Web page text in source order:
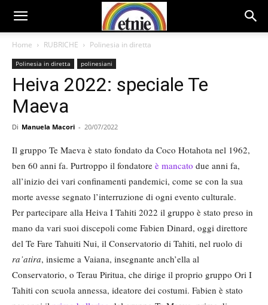
Home RUBRICHE Polinesia in diretta
Polinesia in diretta polinesiani
Heiva 2022: speciale Te
Maeva
Di Manuela Macori - 20/07/2022
Il gruppo Te Maeva è stato fondato da Coco Hotahota nel 1962,
ben 60 anni fa. Purtroppo il fondatore è mancato due anni fa,
all’inizio dei vari confinamenti pandemici, come se con la sua
morte avesse segnato l’interruzione di ogni evento culturale.
Per partecipare alla Heiva I Tahiti 2022 il gruppo è stato preso in
mano da vari suoi discepoli come Fabien Dinard, oggi direttore
del Te Fare Tahuiti Nui, il Conservatorio di Tahiti, nel ruolo di
ra’atira, insieme a Vaiana, insegnante anch’ella al
Conservatorio, o Terau Piritua, che dirige il proprio gruppo Ori I
Tahiti con scuola annessa, ideatore dei costumi. Fabien è stato